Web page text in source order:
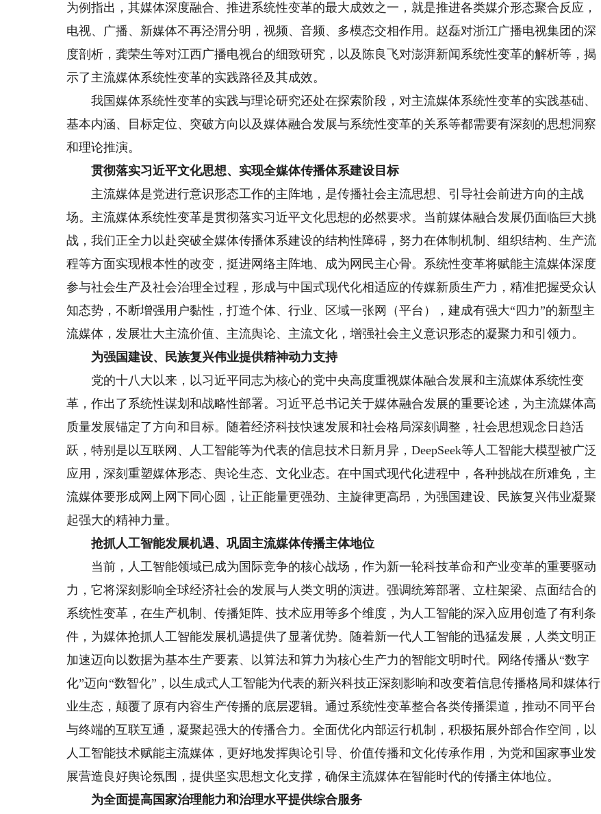
为例指出，其媒体深度融合、推进系统性变革的最大成效之一，就是推进各类媒介形态聚合反应，
电视、广播、新媒体不再泾渭分明，视频、音频、多模态交相作用。赵磊对浙江广播电视集团的深
度剖析，龚荣生等对江西广播电视台的细致研究，以及陈良飞对澎湃新闻系统性变革的解析等，揭
示了主流媒体系统性变革的实践路径及其成效。
我国媒体系统性变革的实践与理论研究还处在探索阶段，对主流媒体系统性变革的实践基础、
基本内涵、目标定位、突破方向以及媒体融合发展与系统性变革的关系等都需要有深刻的思想洞察
和理论推演。
贯彻落实习近平文化思想、实现全媒体传播体系建设目标
主流媒体是党进行意识形态工作的主阵地，是传播社会主流思想、引导社会前进方向的主战
场。主流媒体系统性变革是贯彻落实习近平文化思想的必然要求。当前媒体融合发展仍面临巨大挑
战，我们正全力以赴突破全媒体传播体系建设的结构性障碍，努力在体制机制、组织结构、生产流
程等方面实现根本性的改变，挺进网络主阵地、成为网民主心骨。系统性变革将赋能主流媒体深度
参与社会生产及社会治理全过程，形成与中国式现代化相适应的传媒新质生产力，精准把握受众认
知态势，不断增强用户黏性，打造个体、行业、区域一张网（平台），建成有强大“四力”的新型主
流媒体，发展壮大主流价值、主流舆论、主流文化，增强社会主义意识形态的凝聚力和引领力。
为强国建设、民族复兴伟业提供精神动力支持
党的十八大以来，以习近平同志为核心的党中央高度重视媒体融合发展和主流媒体系统性变
革，作出了系统性谋划和战略性部署。习近平总书记关于媒体融合发展的重要论述，为主流媒体高
质量发展锚定了方向和目标。随着经济科技快速发展和社会格局深刻调整，社会思想观念日趋活
跃，特别是以互联网、人工智能等为代表的信息技术日新月异，DeepSeek等人工智能大模型被广泛
应用，深刻重塑媒体形态、舆论生态、文化业态。在中国式现代化进程中，各种挑战在所难免，主
流媒体要形成网上网下同心圆，让正能量更强劲、主旋律更高昂，为强国建设、民族复兴伟业凝聚
起强大的精神力量。
抢抓人工智能发展机遇、巩固主流媒体传播主体地位
当前，人工智能领域已成为国际竞争的核心战场，作为新一轮科技革命和产业变革的重要驱动
力，它将深刻影响全球经济社会的发展与人类文明的演进。强调统筹部署、立柱架梁、点面结合的
系统性变革，在生产机制、传播矩阵、技术应用等多个维度，为人工智能的深入应用创造了有利条
件，为媒体抢抓人工智能发展机遇提供了显著优势。随着新一代人工智能的迅猛发展，人类文明正
加速迈向以数据为基本生产要素、以算法和算力为核心生产力的智能文明时代。网络传播从“数字
化”迈向“数智化”，以生成式人工智能为代表的新兴科技正深刻影响和改变着信息传播格局和媒体行
业生态，颠覆了原有内容生产传播的底层逻辑。通过系统性变革整合各类传播渠道，推动不同平台
与终端的互联互通，凝聚起强大的传播合力。全面优化内部运行机制，积极拓展外部合作空间，以
人工智能技术赋能主流媒体，更好地发挥舆论引导、价值传播和文化传承作用，为党和国家事业发
展营造良好舆论氛围，提供坚实思想文化支撑，确保主流媒体在智能时代的传播主体地位。
为全面提高国家治理能力和治理水平提供综合服务